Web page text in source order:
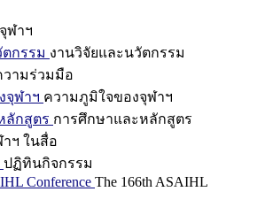
ฬาฯ
กรรม งานวิจัยและนวัตกรรม
วามร่วมมือ
จุฬาฯ ความภูมิใจของจุฬาฯ
ลักสูตร การศึกษาและหลักสูตร
าฯ ในสื่อ
ปฏิทินกิจกรรม
Conference The 166th ASAIHL